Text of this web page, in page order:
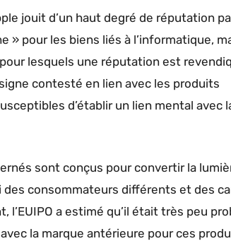
jouit d’un haut degré de réputation
» pour les biens liés à l’informatique,
lesquels une réputation est
contesté en lien avec les produits
d’établir un lien mental avec
sont conçus pour convertir la
consommateurs différents et des
a estimé qu’il était très peu
la marque antérieure pour ces